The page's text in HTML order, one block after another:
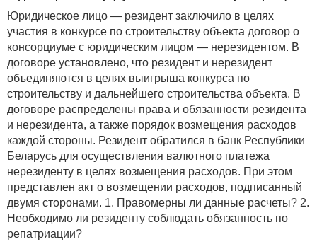
переработчику оборудования согласно новым
правилам возможны только в случае, если:
· оборудование относится к ЭЭО,
содержащему драгметаллы и входящему в группу 7
перечня товаров и упаковки;
· в отношении драгметаллов, содержащихся
в таком ЭЭО, применялась упрощенная система
учета с учинением записи «Находятся драгоценные
металлы, содержание которых будет определено
после списания».
Согласно требованиям инструкции при упрощенном
способе учета драгметаллов в инвентаризационных
описях формы инв-8а также делается запись:
«Находятся драгоценные металлы, содержание
Юридическое лицо — резидент заключило в целях
участия в конкурсе по строительству объекта договор о
консорциуме с юридическим лицом — нерезидентом. В
договоре установлено, что резидент и нерезидент
объединяются в целях выигрыша конкурса по
строительству и дальнейшего строительства объекта. В
договоре распределены права и обязанности резидента
и нерезидента, а также порядок возмещения расходов
каждой стороны. Резидент обратился в банк Республики
Беларусь для осуществления валютного платежа
нерезиденту в целях возмещения расходов. При этом
представлен акт о возмещении расходов, подписанный
двумя сторонами. 1. Правомерны ли данные расчеты? 2.
Необходимо ли резиденту соблюдать обязанность по
репатриации?